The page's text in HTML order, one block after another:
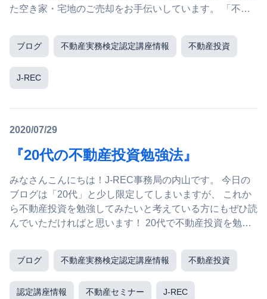
た空き家・宅地のご売却をお手伝いしています。 「不動
ブログ 不動産実務検定認定講座情報 不動産投資
J-REC
2020/07/29
『20代の不動産投資勉強法』
みなさんこんにちは！J-REC事務局の内山です。 今日の
ブログは「20代」と少し限定してしまいますが、 これか
ら不動産投資を勉強してみたいと考えている方にもぜひ読
んでいただければと思います！ 20代で不動産投資を勉強
ブログ 不動産実務検定認定講座情報 不動産投資
認定講座情報 不動産セミナー J-REC